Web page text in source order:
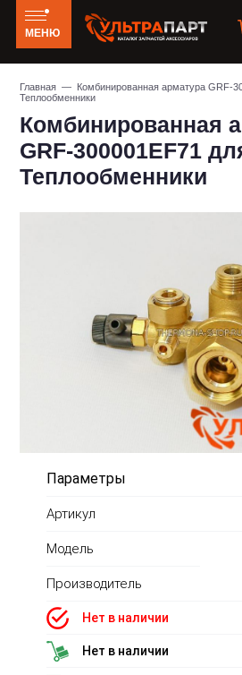
МЕНЮ
Главная — Комбинированная арматура GRF-
Теплообменники
Комбинированная
GRF-300001EF71
Теплообменники
Параметры
Артикул
Модель
Производитель
Нет в наличии
Нет в наличии